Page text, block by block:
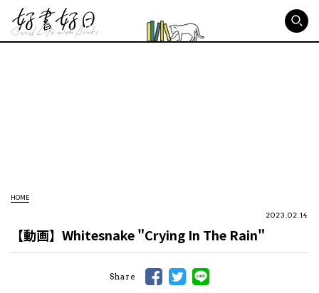
HOME
2023.02.14
【動画】Whitesnake "Crying In The Rain"
Share